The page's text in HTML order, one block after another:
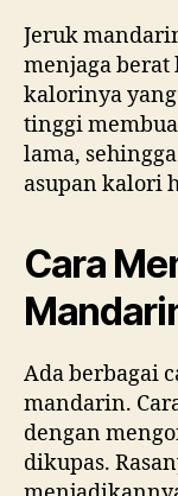
Jeruk
menjaga berat
kalorinya
tinggi
lama,
asupan kalori
Cara
Ada berbagai
mandarin.
dengan
dikupas.